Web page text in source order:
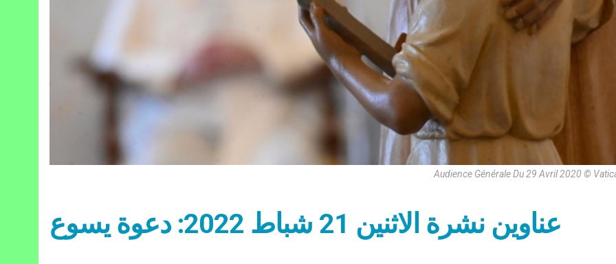
Audience Générale Du 29 Avril 2020 ©
عناوين نشرة الاثنين 21 شباط 2022: دعوة يسوع